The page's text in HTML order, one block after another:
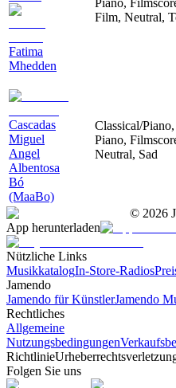
Fatima
Mhedden
Film, Neutral,
Cascadas
Miguel
Angel
Albentosa
Bó
(MaaBo)
Classical/
Piano,
Neutral, Sad
© 2026
App herunterladen
Nützliche Links
MusikkatalogIn-Store-Radios
Jamendo
Jamendo für KünstlerJamendo
Rechtliches
Allgemeine
Nutzungsbedingungen
Richtlinie
Folgen Sie uns